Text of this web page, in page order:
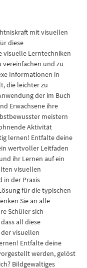
mit visuellen
diese
visuelle Lerntechniken
vereinfachen und zu
Informationen in
die leichter zu
der im Buch
Erwachsene ihre
meistern
Aktivität
lernen! Entfalte deine
wertvoller Leitfaden
ihr Lernen auf ein
visuellen
in der Praxis
für die typischen
Sie an alle
Schüler sich
all diese
visuellen
Entfalte deine
werden, gelöst
Bildgewaltiges